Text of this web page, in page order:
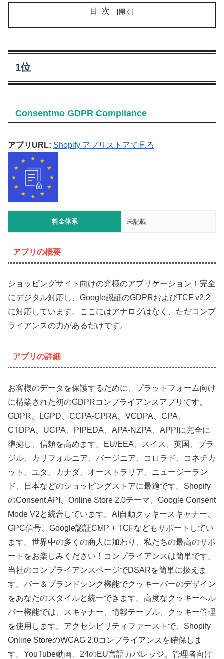
目次
1位
Consentmo GDPR Compliance
アプリURL: Shopify アプリストアで見る
料金体系 未記載
アプリの概要
ショッピングサイト向けの究極のアプリケーション！完全
にデジタル対応し、Google認証のGDPRおよびTCF v2.2
に対応しています。ここにはアナログはなく、ただコンプ
ライアンスの力があるだけです。
アプリの詳細
お客様のデータを保護するために、プラットフォーム向け
に構築された初のGDPRコンプライアンスアプリです。
GDPR、LGPD、CCPA-CPRA、VCDPA、CPA、
CTDPA、UCPA、PIPEDA、APA-NZPA、APPIに完全に
準拠し、信頼を高めます。EU/EEA、スイス、英国、ブラ
ジル、カリフォルニア、バージニア、コロラド、コネチカ
ット、ユタ、カナダ、オーストラリア、ニュージーラン
ド、日本などのショッピングストアに最適です。Shopify
のConsent API、Online Store 2.0テーマ、Google Consent
Mode V2と統合しています。AI自動クッキースキャナー、
GPC信号、Google認証CMP + TCFなどもサポートしてい
ます。世界中の多くの商人に加わり、私たちの最高のサポ
ートをお楽しみください！コンプライアンスは簡単です。
当社のコンプライアンスページでDSARを簡単に扱えま
す。バー＆ブランドシンク機能でクッキーバーのデザイン
をあなたのスタイルと統一できます。高度なクッキーヘル
パー機能では、スキャナー、情報テーブル、クッキー管理
を使用します。アクセシビリティファーストで、Shopify
Online StoreのWCAG 2.0コンプライアンスを確保しま
す。YouTube動画、24のEU言語カバレッジ、管理者向け